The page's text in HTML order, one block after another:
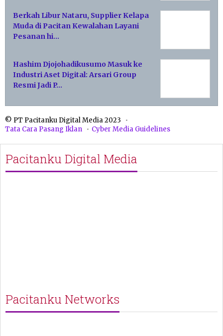
Berkah Libur Nataru, Supplier Kelapa
Muda di Pacitan Kewalahan Layani
Pesanan hi…
Hashim Djojohadikusumo Masuk ke
Industri Aset Digital: Arsari Group
Resmi Jadi P…
© PT Pacitanku Digital Media 2023
Tata Cara Pasang Iklan
Cyber Media Guidelines
Pacitanku Digital Media
Pacitanku Networks